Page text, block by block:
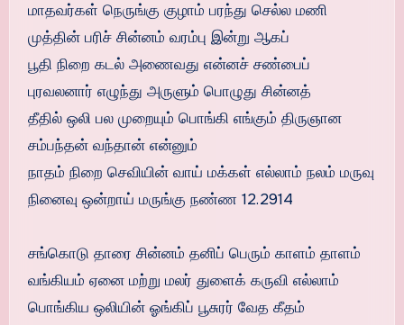
மாதவர்கள் நெருங்கு குழாம் பரந்து செல்ல மணி
முத்தின் பரிச் சின்னம் வரம்பு இன்று ஆகப்
பூதி நிறை கடல் அணைவது என்னச் சண்பைப்
புரவலனார் எழுந்து அருளும் பொழுது சின்னத்
தீதில் ஒலி பல முறையும் பொங்கி எங்கும் திருஞான
சம்பந்தன் வந்தான் என்னும்
நாதம் நிறை செவியின் வாய் மக்கள் எல்லாம் நலம் மருவு
நினைவு ஒன்றாய் மருங்கு நண்ண 12.2914
சங்கொடு தாரை சின்னம் தனிப் பெரும் காளம் தாளம்
வங்கியம் ஏனை மற்று மலர் துளைக் கருவி எல்லாம்
பொங்கிய ஒலியின் ஓங்கிப் பூசுரர் வேத கீதம்